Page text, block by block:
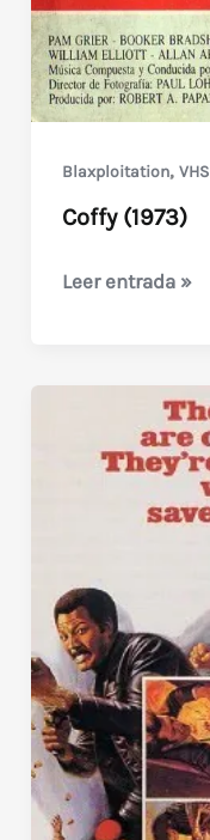
Blaxploitation, VHS
Coffy (1973)
Coffy
Leer entrada »